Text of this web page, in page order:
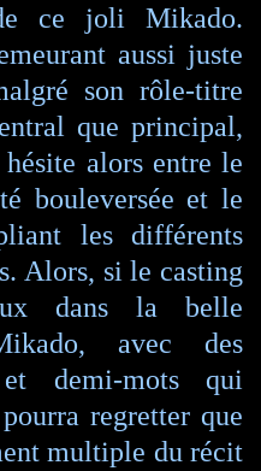
ce joli Mikado.
aussi juste
son rôle-titre
que principal,
alors entre le
bouleversée et le
les différents
Alors, si le casting
dans la belle
avec des
demi-mots qui
regretter que
multiple du récit